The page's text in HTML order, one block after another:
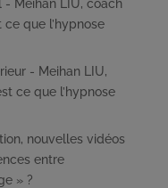
Meihan LIU, coach
ce que l’hypnose
- Meihan LIU,
ce que l’hypnose
nouvelles vidéos
entre
» ?